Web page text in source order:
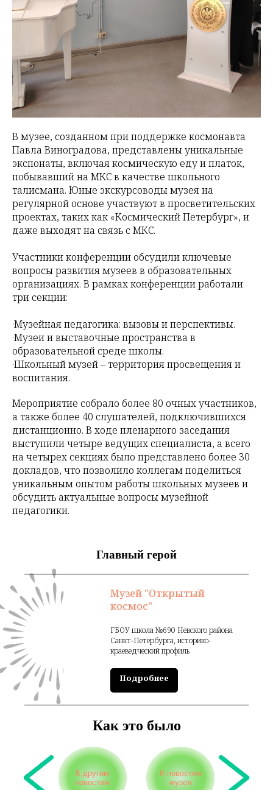
В музее, созданном при поддержке космонавта
Павла Виноградова, представлены уникальные
экспонаты, включая космическую еду и платок,
побывавший на МКС в качестве школьного
талисмана. Юные экскурсоводы музея на
регулярной основе участвуют в просветительских
проектах, таких как «Космический Петербург», и
даже выходят на связь с МКС.
Участники конференции обсудили ключевые
вопросы развития музеев в образовательных
организациях. В рамках конференции работали
три секции:
·Музейная педагогика: вызовы и перспективы.
·Музеи и выставочные пространства в
образовательной среде школы.
·Школьный музей – территория просвещения и
воспитания.
Мероприятие собрало более 80 очных участников,
а также более 40 слушателей, подключившихся
дистанционно. В ходе пленарного заседания
выступили четыре ведущих специалиста, а всего
на четырех секциях было представлено более 30
докладов, что позволило коллегам поделиться
уникальным опытом работы школьных музеев и
обсудить актуальные вопросы музейной
педагогики.
Главный герой
Музей "Открытый
космос"
ГБОУ школа №690 Невского района
Санкт-Петербурга, историко-
краеведческий профиль
Подробнее
Как это было
К другим
новостям
К новостям
музея